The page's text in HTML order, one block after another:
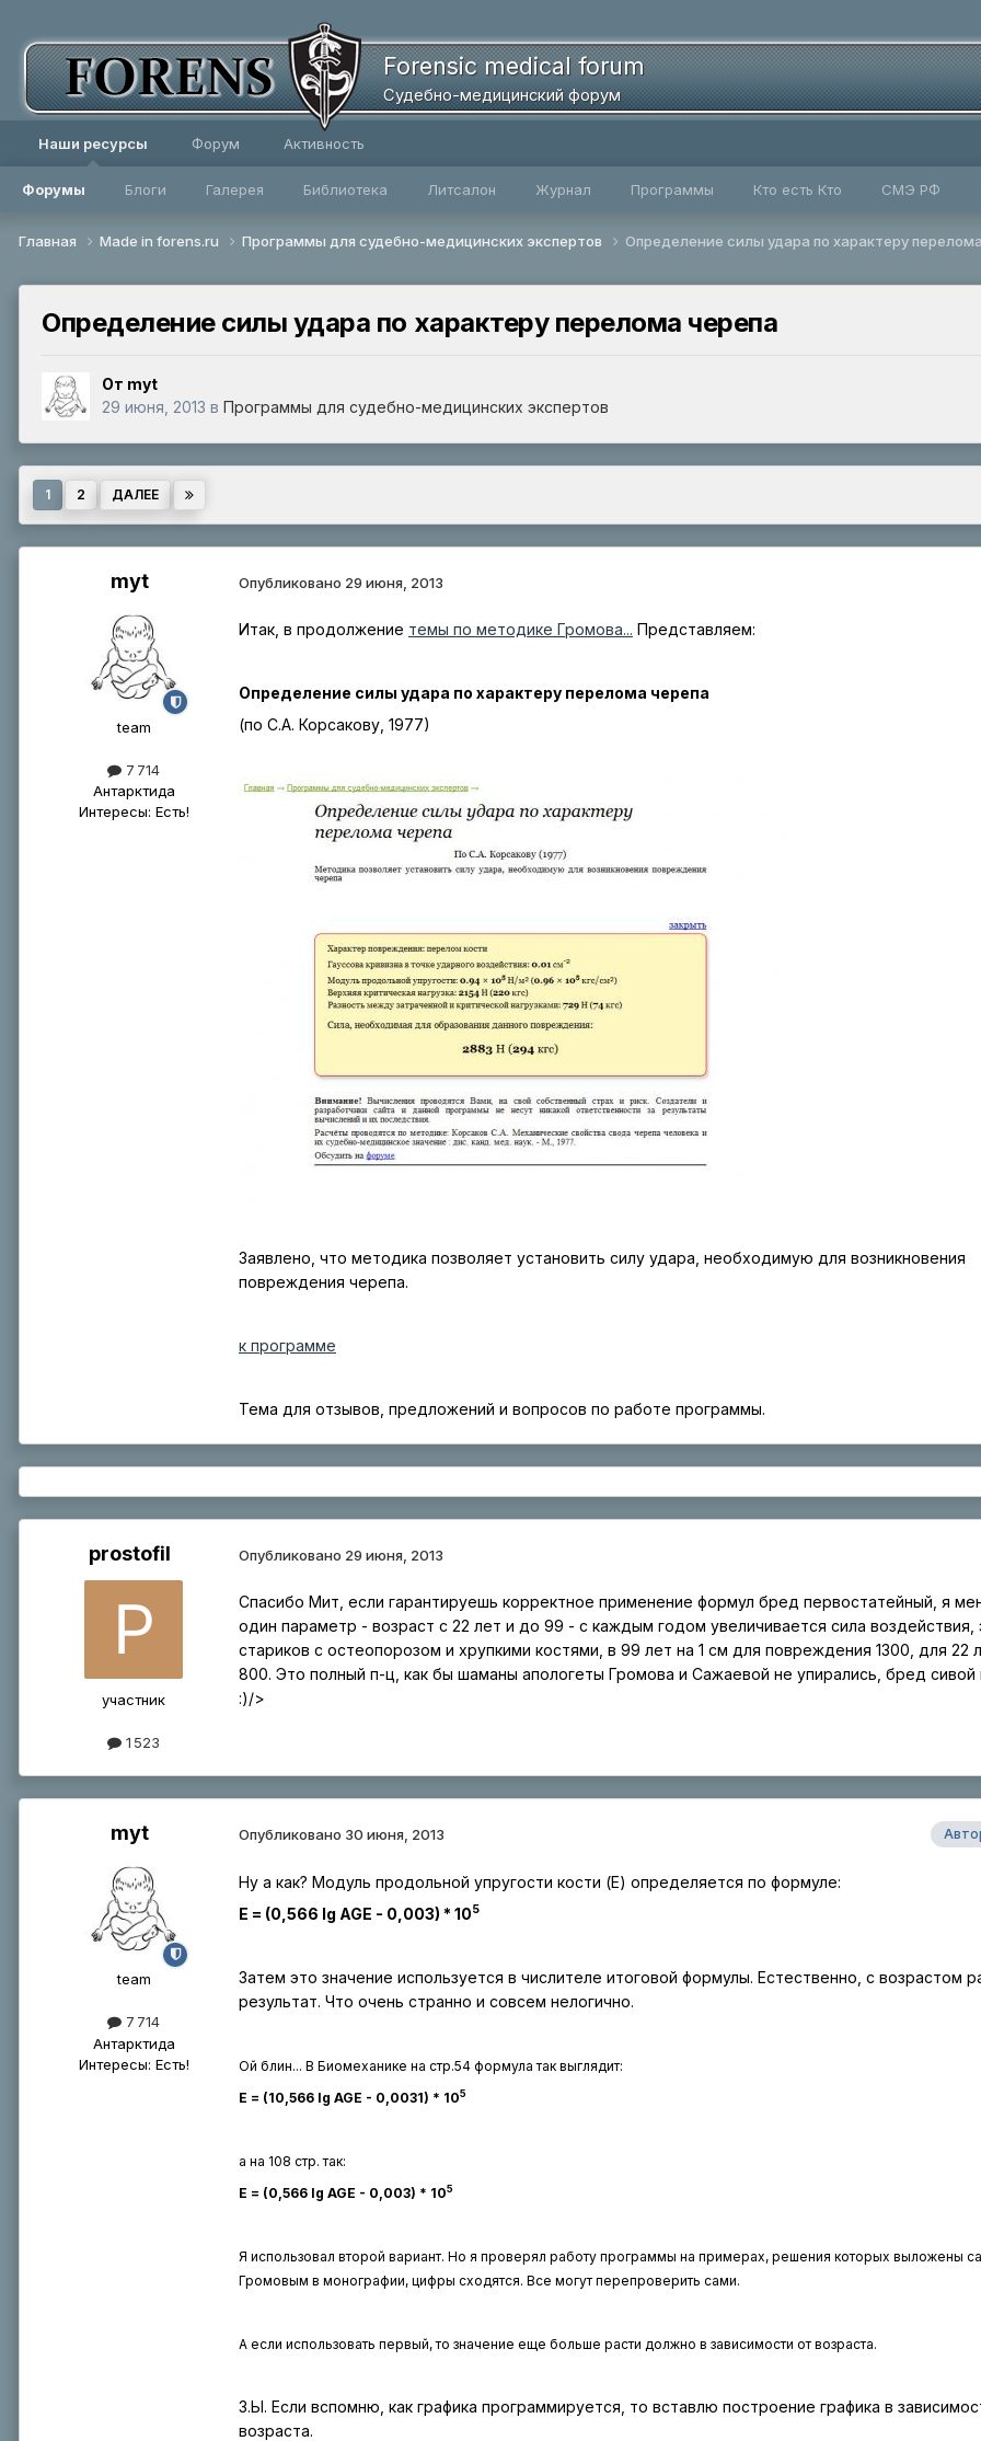
Forensic medical forum
Судебно-медицинский форум
Наши ресурсы
Форумы Блоги Галерея Библиотека Литсалон Журнал Программы Кто есть Кто СМЭ РФ
Форум Активность
Главная Made in forens.ru Программы для судебно-медицинских экспертов Определение силы удара по характеру
Определение силы удара по характеру перелома черепа
От myt
29 июня, 2013 в Программы для судебно-медицинских экспертов
1 2 ДАЛЕЕ
myt
tеаm
7 714
Антарктида
Интересы: Есть!
Опубликовано 29 июня, 2013
Итак, в продолжение темы по методике Громова... Представляем:
Определение силы удара по характеру перелома черепа
(по С.А. Корсакову, 1977)
Заявлено, что методика позволяет установить силу удара, необходимую для возникновения
повреждения черепа.
к программе
Тема для отзывов, предложений и вопросов по работе программы.
prostofil
участник
1 523
Опубликовано 29 июня, 2013
Спасибо Мит, если гарантируешь корректное применение формул бред первостатейный, я
один параметр - возраст с 22 лет и до 99 - с каждым годом увеличивается сила воздействия,
стариков с остеопорозом и хрупкими костями, в 99 лет на 1 см для повреждения 1300, для 22
800. Это полный п-ц, как бы шаманы апологеты Громова и Сажаевой не упирались, бред сивой
:)/>
myt
tеаm
7 714
Антарктида
Интересы: Есть!
Опубликовано 30 июня, 2013
Ну а как? Модуль продольной упругости кости (E) определяется по формуле:
E = (0,566 lg AGE - 0,003) * 105
Затем это значение используется в числителе итоговой формулы. Естественно, с возрастом
результат. Что очень странно и совсем нелогично.
Ой блин... В Биомеханике на стр.54 формула так выглядит:
E = (10,566 lg AGE - 0,0031) * 105
а на 108 стр. так:
E = (0,566 lg AGE - 0,003) * 105
Я использовал второй вариант. Но я проверял работу программы на примерах, решения которых выложены
Громовым в монографии, цифры сходятся. Все могут перепроверить сами.
А если использовать первый, то значение еще больше расти должно в зависимости от возраста.
З.Ы. Если вспомню, как графика программируется, то вставлю построение графика в
возраста.